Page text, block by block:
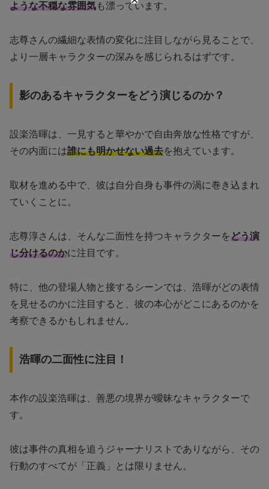
ような不穏な雰囲気も漂っています。
志尊さんの繊細な表情の変化に注目しながら見ることで、
より一層キャラクターの深みを感じられるはずです。
影のあるキャラクターをどう演じるのか？
設楽浩暉は、一見すると華やかで自由奔放な性格ですが、
その内面には誰にも明かせない過去を抱えています。
取材を進める中で、彼は自分自身も事件の渦に巻き込まれ
ていくことに。
志尊淳さんは、そんな二面性を持つキャラクターをどう演
じ分けるのかに注目です。
特に、他の登場人物と接するシーンでは、浩暉がどの表情
を見せるのかに注目すると、彼の本心がどこにあるのかを
考察できるかもしれません。
浩暉の二面性に注目！
本作の設楽浩暉は、善悪の境界が曖昧なキャラクターで
す。
彼は事件の真相を追うジャーナリストでありながら、その
行動のすべてが「正義」とは限りません。